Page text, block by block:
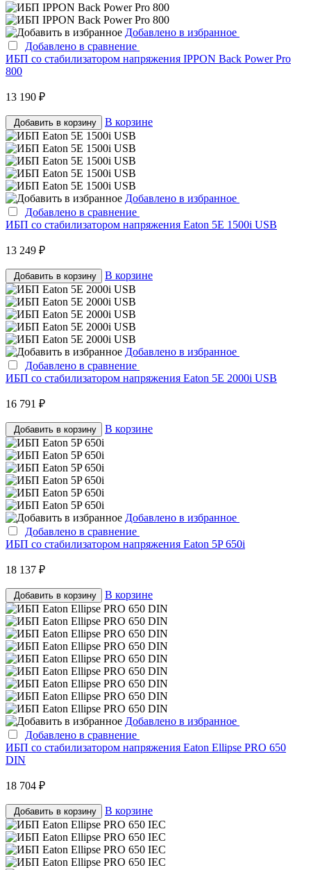
Добавлено в избранное
Добавлено в сравнение
ИБП со стабилизатором напряжения IPPON Back Power Pro
800
13 190 ₽
Добавить в корзину В корзине
Добавлено в избранное
Добавлено в сравнение
ИБП со стабилизатором напряжения Eaton 5E 1500i USB
13 249 ₽
Добавить в корзину В корзине
Добавлено в избранное
Добавлено в сравнение
ИБП со стабилизатором напряжения Eaton 5E 2000i USB
16 791 ₽
Добавить в корзину В корзине
Добавлено в избранное
Добавлено в сравнение
ИБП со стабилизатором напряжения Eaton 5P 650i
18 137 ₽
Добавить в корзину В корзине
Добавлено в избранное
Добавлено в сравнение
ИБП со стабилизатором напряжения Eaton Ellipse PRO 650
DIN
18 704 ₽
Добавить в корзину В корзине